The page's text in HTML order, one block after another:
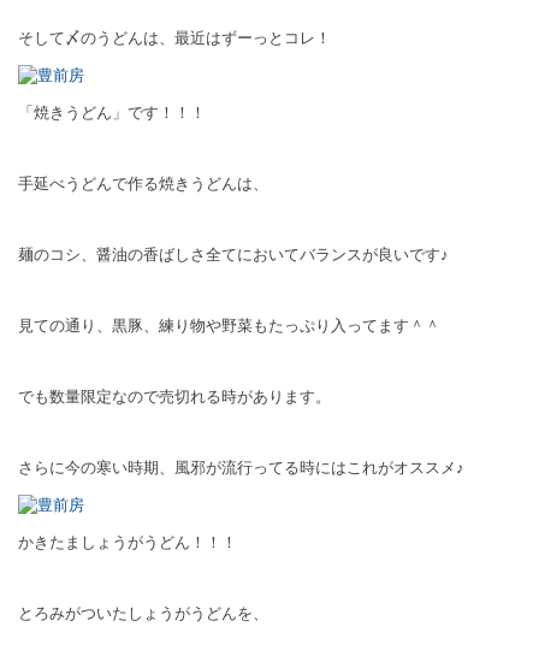
そして〆のうどんは、最近はずーっとコレ！
「焼きうどん」です！！！
手延べうどんで作る焼きうどんは、
麺のコシ、醤油の香ばしさ全てにおいてバランスが良いです♪
見ての通り、黒豚、練り物や野菜もたっぷり入ってます＾＾
でも数量限定なので売切れる時があります。
さらに今の寒い時期、風邪が流行ってる時にはこれがオススメ♪
かきたましょうがうどん！！！
とろみがついたしょうがうどんを、